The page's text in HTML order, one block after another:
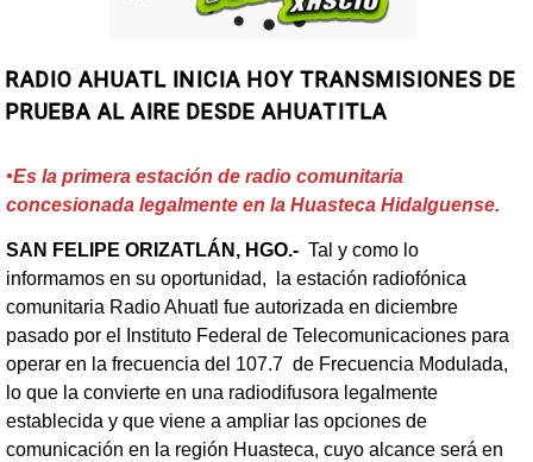
RADIO AHUATL INICIA HOY TRANSMISIONES DE
PRUEBA AL AIRE DESDE AHUATITLA
•Es la primera estación de radio comunitaria
concesionada legalmente en la Huasteca Hidalguense.
SAN FELIPE ORIZATLÁN, HGO.- Tal y como lo
informamos en su oportunidad, la estación radiofónica
comunitaria Radio Ahuatl fue autorizada en diciembre
pasado por el Instituto Federal de Telecomunicaciones para
operar en la frecuencia del 107.7 de Frecuencia Modulada,
lo que la convierte en una radiodifusora legalmente
establecida y que viene a ampliar las opciones de
comunicación en la región Huasteca, cuyo alcance será en